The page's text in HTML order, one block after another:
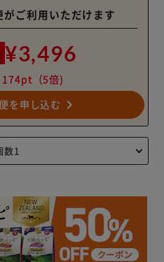
がご利用いただけます
¥3,496
174pt （5倍)
を申し込む navigate_next